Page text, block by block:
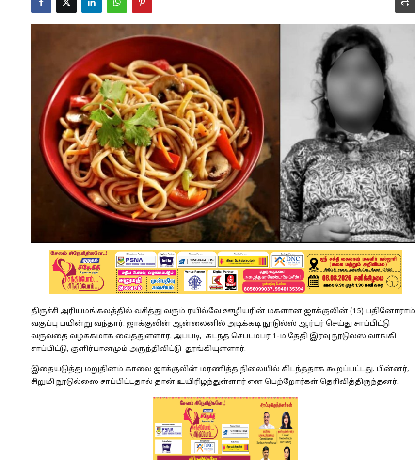
Tamilnadu
Spirituality
திருச்சி அரியமங்கலத்தில் வசித்து வரும் ரயில்வே ஊழியரின் மகளான ஜாக்குலின் (15) பதினோராம்
வகுப்பு பயின்று வந்தார். ஜாக்குலின் ஆன்லைனில் அடிக்கடி நூடுல்ஸ் ஆர்டர் செய்து சாப்பிட்டு
வருவதை வழக்கமாக வைத்துள்ளார். அப்படி, கடந்த செப்டம்பர் 1-ம் தேதி இரவு நூடுல்ஸ் வாங்கி
சாப்பிட்டு, குளிர்பானமும் அருந்திவிட்டு தூங்கியுள்ளார்.
இதையடுத்து மறுதினம் காலை ஜாக்குலின் மரணித்த நிலையில் கிடந்ததாக கூறப்பட்டது. பின்னர்,
சிறுமி நூடுல்ஸை சாப்பிட்டதால் தான் உயிரிழந்துள்ளார் என பெற்றோர்கள் தெரிவித்திருந்தனர்.